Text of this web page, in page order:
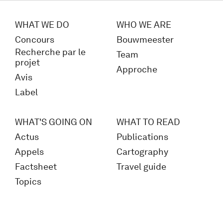
WHAT WE DO
Concours
Recherche par le
projet
Avis
Label
WHO WE ARE
Bouwmeester
Team
Approche
WHAT'S GOING ON
Actus
Appels
Factsheet
Topics
WHAT TO READ
Publications
Cartography
Travel guide